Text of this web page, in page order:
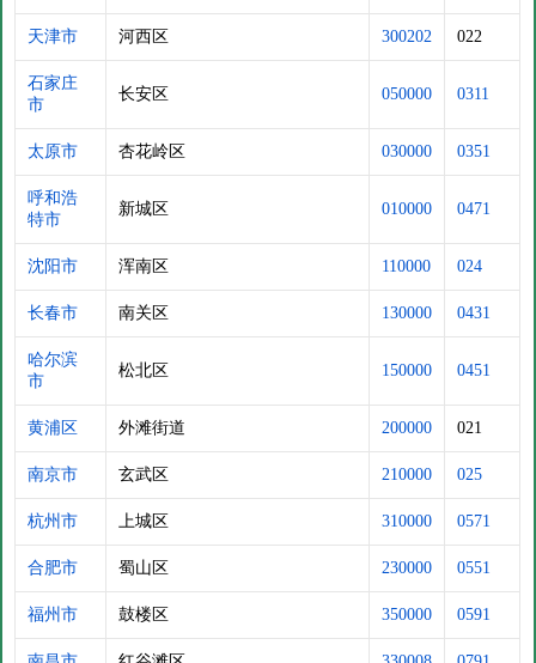
天津市 河西区 300202 022
石家庄
市
长安区 050000 0311
太原市 杏花岭区 030000 0351
呼和浩
特市
新城区 010000 0471
沈阳市 浑南区 110000 024
长春市 南关区 130000 0431
哈尔滨
市
松北区 150000 0451
黄浦区 外滩街道 200000 021
南京市 玄武区 210000 025
杭州市 上城区 310000 0571
合肥市 蜀山区 230000 0551
福州市 鼓楼区 350000 0591